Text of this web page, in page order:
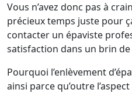
Vous n’avez donc pas à
précieux temps juste pour
contacter un épaviste
satisfaction dans un brin
Pourquoi l’enlèvement
ainsi parce qu’outre